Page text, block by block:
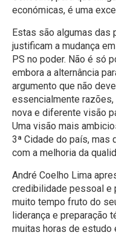
económicas, é uma
Estas são algumas das
justificam a mudança
PS no poder. Não é só
embora a alternância
argumento que não
essencialmente razões,
nova e diferente visão
Uma visão mais
3ª Cidade do país, mas
com a melhoria da
André Coelho Lima
credibilidade pessoal e
muito tempo fruto do
liderança e preparação
muitas horas de estudo